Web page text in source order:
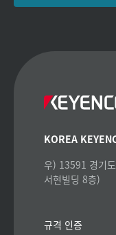
KOREA
우) 13591 경기
서현빌딩 8층)
규격 인증